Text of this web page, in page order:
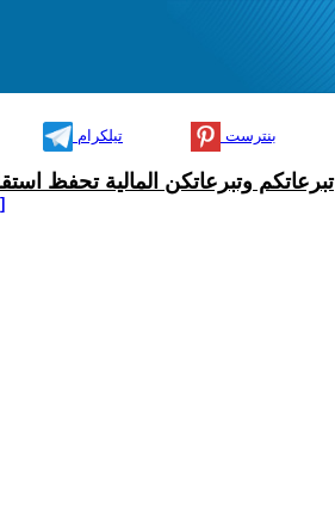
تيلكرام بنترست
تبرعاتكم وتبرعاتكن المالية تحفظ